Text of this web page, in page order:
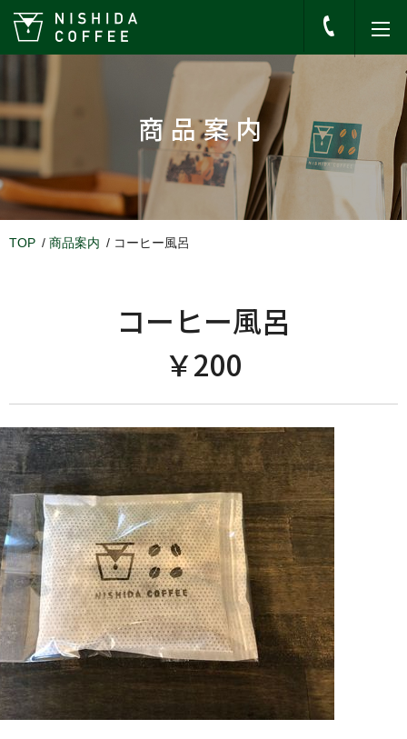
商品案内
TOP 商品案内 コーヒー風呂
コーヒー風呂
￥200